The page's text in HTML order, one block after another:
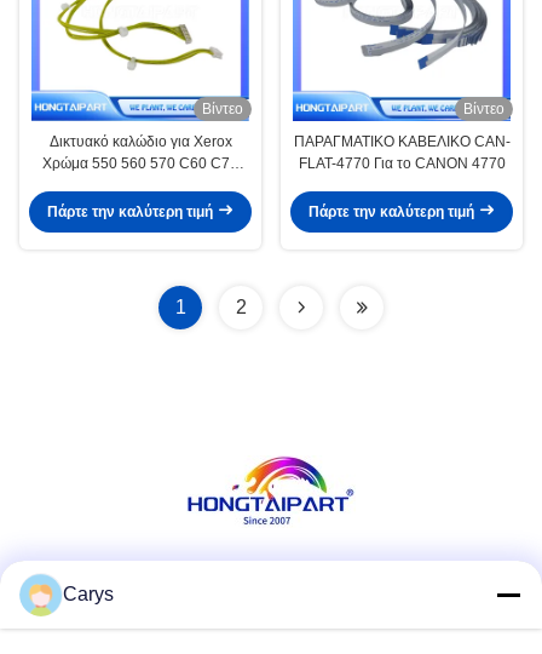
Βίντεο
Δικτυακό καλώδιο για Xerox
Χρώμα 550 560 570 C60 C70
700 700i 770
Πάρτε την καλύτερη τιμή
Βίντεο
ΠΑΡΑΓΜΑΤΙΚΟ ΚΑΒΕΛΙΚΟ CAN-
FLAT-4770 Για το CANON 4770
Πάρτε την καλύτερη τιμή
1 2
Carys